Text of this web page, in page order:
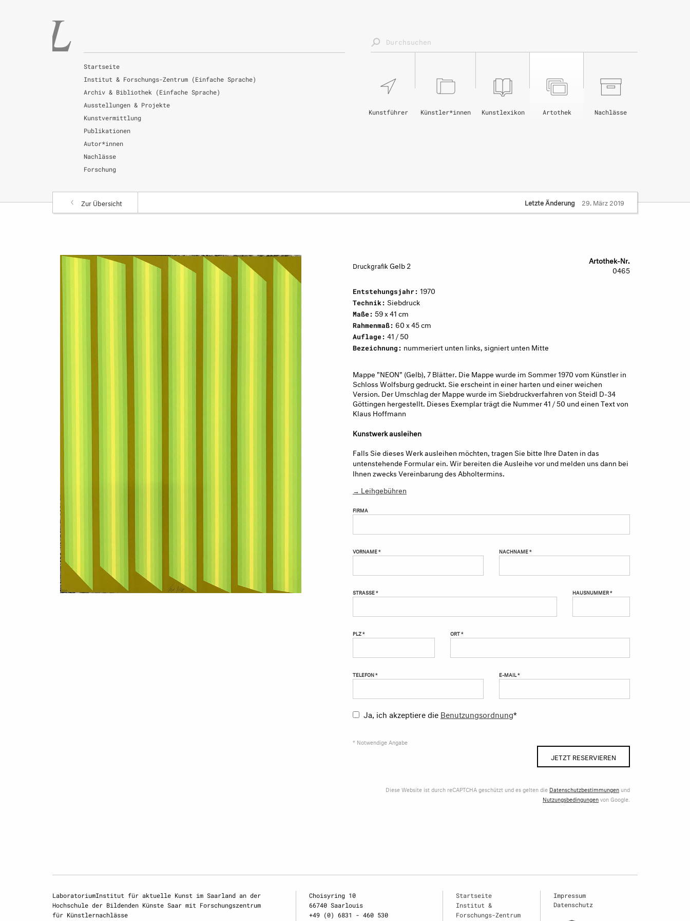
Startseite
Institut & Forschungs-Zentrum (Einfache Sprache)
Archiv & Bibliothek (Einfache Sprache)
Ausstellungen & Projekte
Kunstvermittlung
Publikationen
Autor*innen
Nachlässe
Forschung
Nachlässe
Artothek
Kunstlexikon
Künstler*innen
Kunstführer
Zur Übersicht Letzte Änderung 29. März 2019
Druckgrafik Gelb 2
Artothek-Nr.
0465
Entstehungsjahr: 1970
Technik: Siebdruck
Maße: 59 x 41 cm
Rahmenmaß: 60 x 45 cm
Auflage: 41 / 50
Bezeichnung: nummeriert unten links, signiert unten Mitte
Mappe "NEON" (Gelb), 7 Blätter. Die Mappe wurde im Sommer 1970 vom Künstler in
Schloss Wolfsburg gedruckt. Sie erscheint in einer harten und einer weichen
Version. Der Umschlag der Mappe wurde im Siebdruckverfahren von Steidl D-34
Göttingen hergestellt. Dieses Exemplar trägt die Nummer 41 / 50 und einen Text von
Klaus Hoffmann
Kunstwerk ausleihen
Falls Sie dieses Werk ausleihen möchten, tragen Sie bitte Ihre Daten in das
untenstehende Formular ein. Wir bereiten die Ausleihe vor und melden uns dann bei
Ihnen zwecks Vereinbarung des Abholtermins.
→ Leihgebühren
FIRMA
VORNAME * NACHNAME *
STRASSE * HAUSNUMMER *
PLZ * ORT *
TELEFON * E-MAIL *
Ja, ich akzeptiere die Benutzungsordnung*
* Notwendige Angabe
JETZT RESERVIEREN
Diese Website ist durch reCAPTCHA geschützt und es gelten die Datenschutzbestimmungen und
Nutzungsbedingungenvon Google.
LaboratoriumInstitut für aktuelle Kunst im Saarland an der
Hochschule der Bildenden Künste Saar mit Forschungszentrum
für Künstlernachlässe
Choisyring 10
66740 Saarlouis
+49 (0) 6831 - 460 530
Startseite
Institut &
Forschungs-Zentrum
Impressum
Datenschutz